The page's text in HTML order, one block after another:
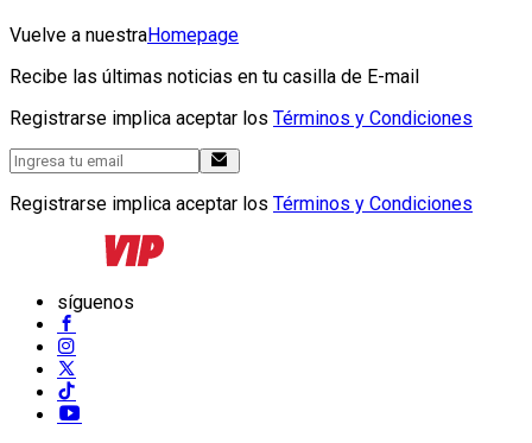
Vuelve a nuestraHomepage
Recibe las últimas noticias en tu casilla de E-mail
Registrarse implica aceptar los Términos y Condiciones
Registrarse implica aceptar los Términos y Condiciones
síguenos